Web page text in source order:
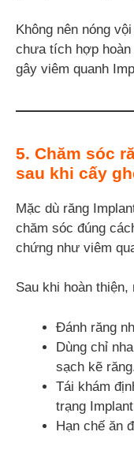
Không nên nóng
chưa tích hợp
gây viêm quanh
5. Chăm sóc
sau khi cấy
Mặc dù răng
chăm sóc đúng
chứng như viêm
Sau khi hoàn
Đánh răng
Dùng chỉ
sạch kẽ
Tái khám
trạng
Hạn chế ăn